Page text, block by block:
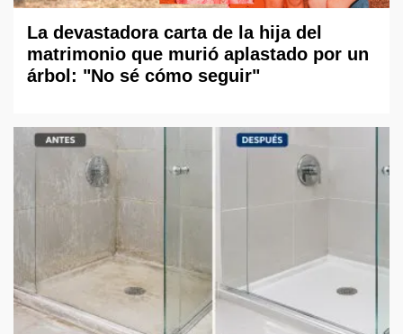
La devastadora carta de la hija del
matrimonio que murió aplastado por un
árbol: "No sé cómo seguir"